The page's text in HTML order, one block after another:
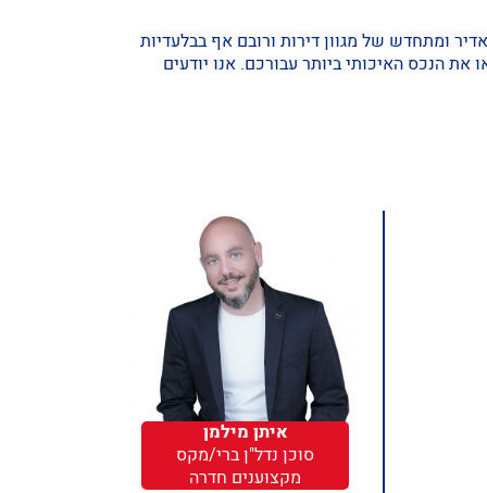
ומתחדש של מגוון דירות ורובם אף בבלעדיות
הנכס האיכותי ביותר עבורכם. אנו יודעים
איתן מילמן
סוכן נדל"ן ברי/מקס
מקצוענים חדרה